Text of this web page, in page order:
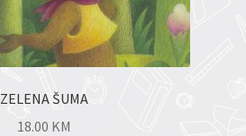
ZELENA ŠUMA
18.00 KM